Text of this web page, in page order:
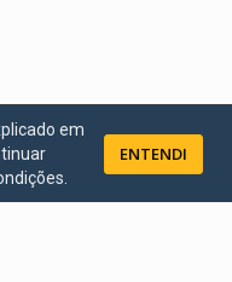
em
ENTENDI